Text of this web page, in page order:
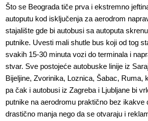
Što se Beograda tiče prva i ekstremno
autoputu kod isključenja za aerodrom
stajalište gde bi autobusi sa autoputa
putnike. Uvesti mali shutle bus koji od tog
svakih 15-30 minuta vozi do terminala i
stvar. Sve postojeće autobuske linije iz
Bijeljine, Zvorinika, Loznica, Šabac, Ruma,
pa čak i autobusi iz Zagreba i Ljubljane bi
putnike na aerodromu praktično bez ikakve
drastično manja nego da se otvaraju i